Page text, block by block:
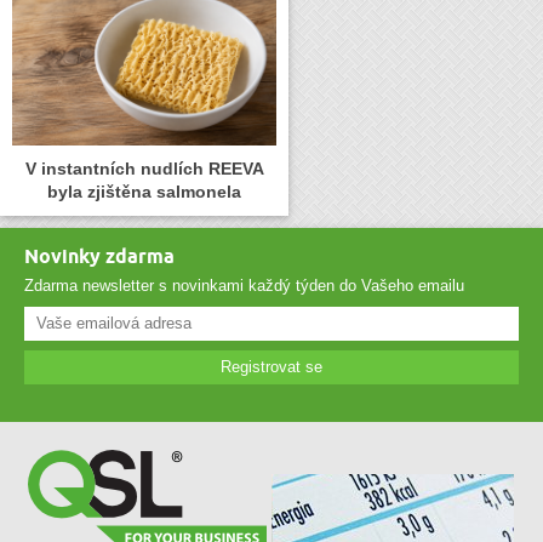
V instantních nudlích REEVA
byla zjištěna salmonela
Novinky zdarma
Zdarma newsletter s novinkami každý týden do Vašeho emailu
Registrovat se